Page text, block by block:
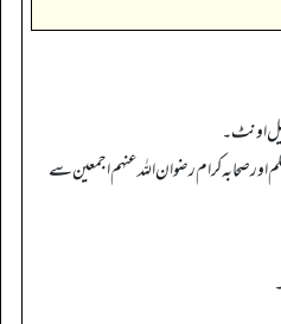
اونٹ۔
اور صحابہ کرام رضوان اللہ عنہم اجمعین سے